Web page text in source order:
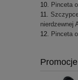
Pinceta
nierdzewnej
Pinceta
Promocje